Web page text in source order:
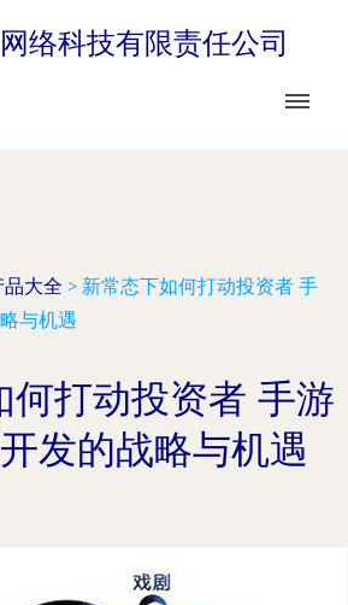
络科技有限责任公司
品大全 > 新常态下如何打动投资者 手
与机遇
何打动投资者 手游
发的战略与机遇